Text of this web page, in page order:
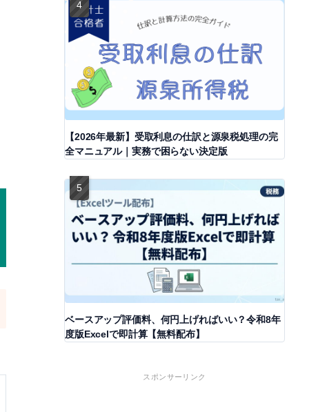
【2026年最新】受取利息の仕訳と源泉税処理の完
全マニュアル｜実務で困らない決定版
ベースアップ評価料、何円上げればいい？令和8年
度版Excelで即計算【無料配布】
スポンサーリンク